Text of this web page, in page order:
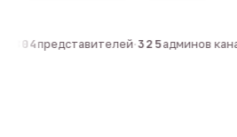
804представителей·325админов